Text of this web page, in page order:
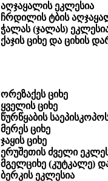
აღჯაყალის ეკლესია
ჩრდილის ტბის
ჭალას (ჯალას)
ქაჯის ციხე და ციხის
ორეზაქეს ციხე
ყველის ციხე
წურწყაბის
მერეს ციხე
ჯაყის ციხე
ერუშეთის ძველი
მგელციხე (კუტკალე)
ბერკის ეკლესია